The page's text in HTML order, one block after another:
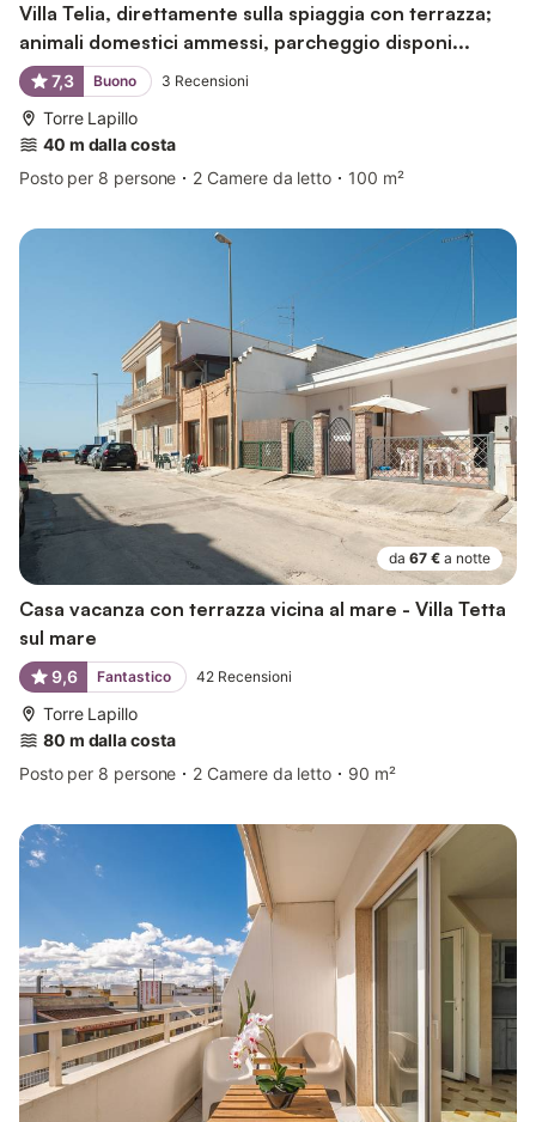
Villa Telia, direttamente sulla spiaggia con terrazza;
animali domestici ammessi, parcheggio disponi...
7,3 Buono 3 Recensioni
Torre Lapillo
40 m dalla costa
Posto per 8 persone
2 Camere da letto 100 m²
da 67 € a notte
Casa vacanza con terrazza vicina al mare - Villa Tetta
sul mare
9,6 Fantastico 42 Recensioni
Torre Lapillo
80 m dalla costa
Posto per 8 persone
2 Camere da letto 90 m²